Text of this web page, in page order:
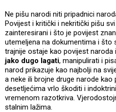
Ne pišu narodi niti pripadnici
Povijest i kritički i nekritički pišu
zainteresirani i što je povijest
utemeljena na dokumentima i što
trajnije ostaje kao povijest naroda
jako dugo lagati, manipulirati i
narod prikazuje kao najbolji na
a neke ili brojne druge narode
desetljećima vrlo škoditi i
vremenom razotkriva.
stalnim lažima.